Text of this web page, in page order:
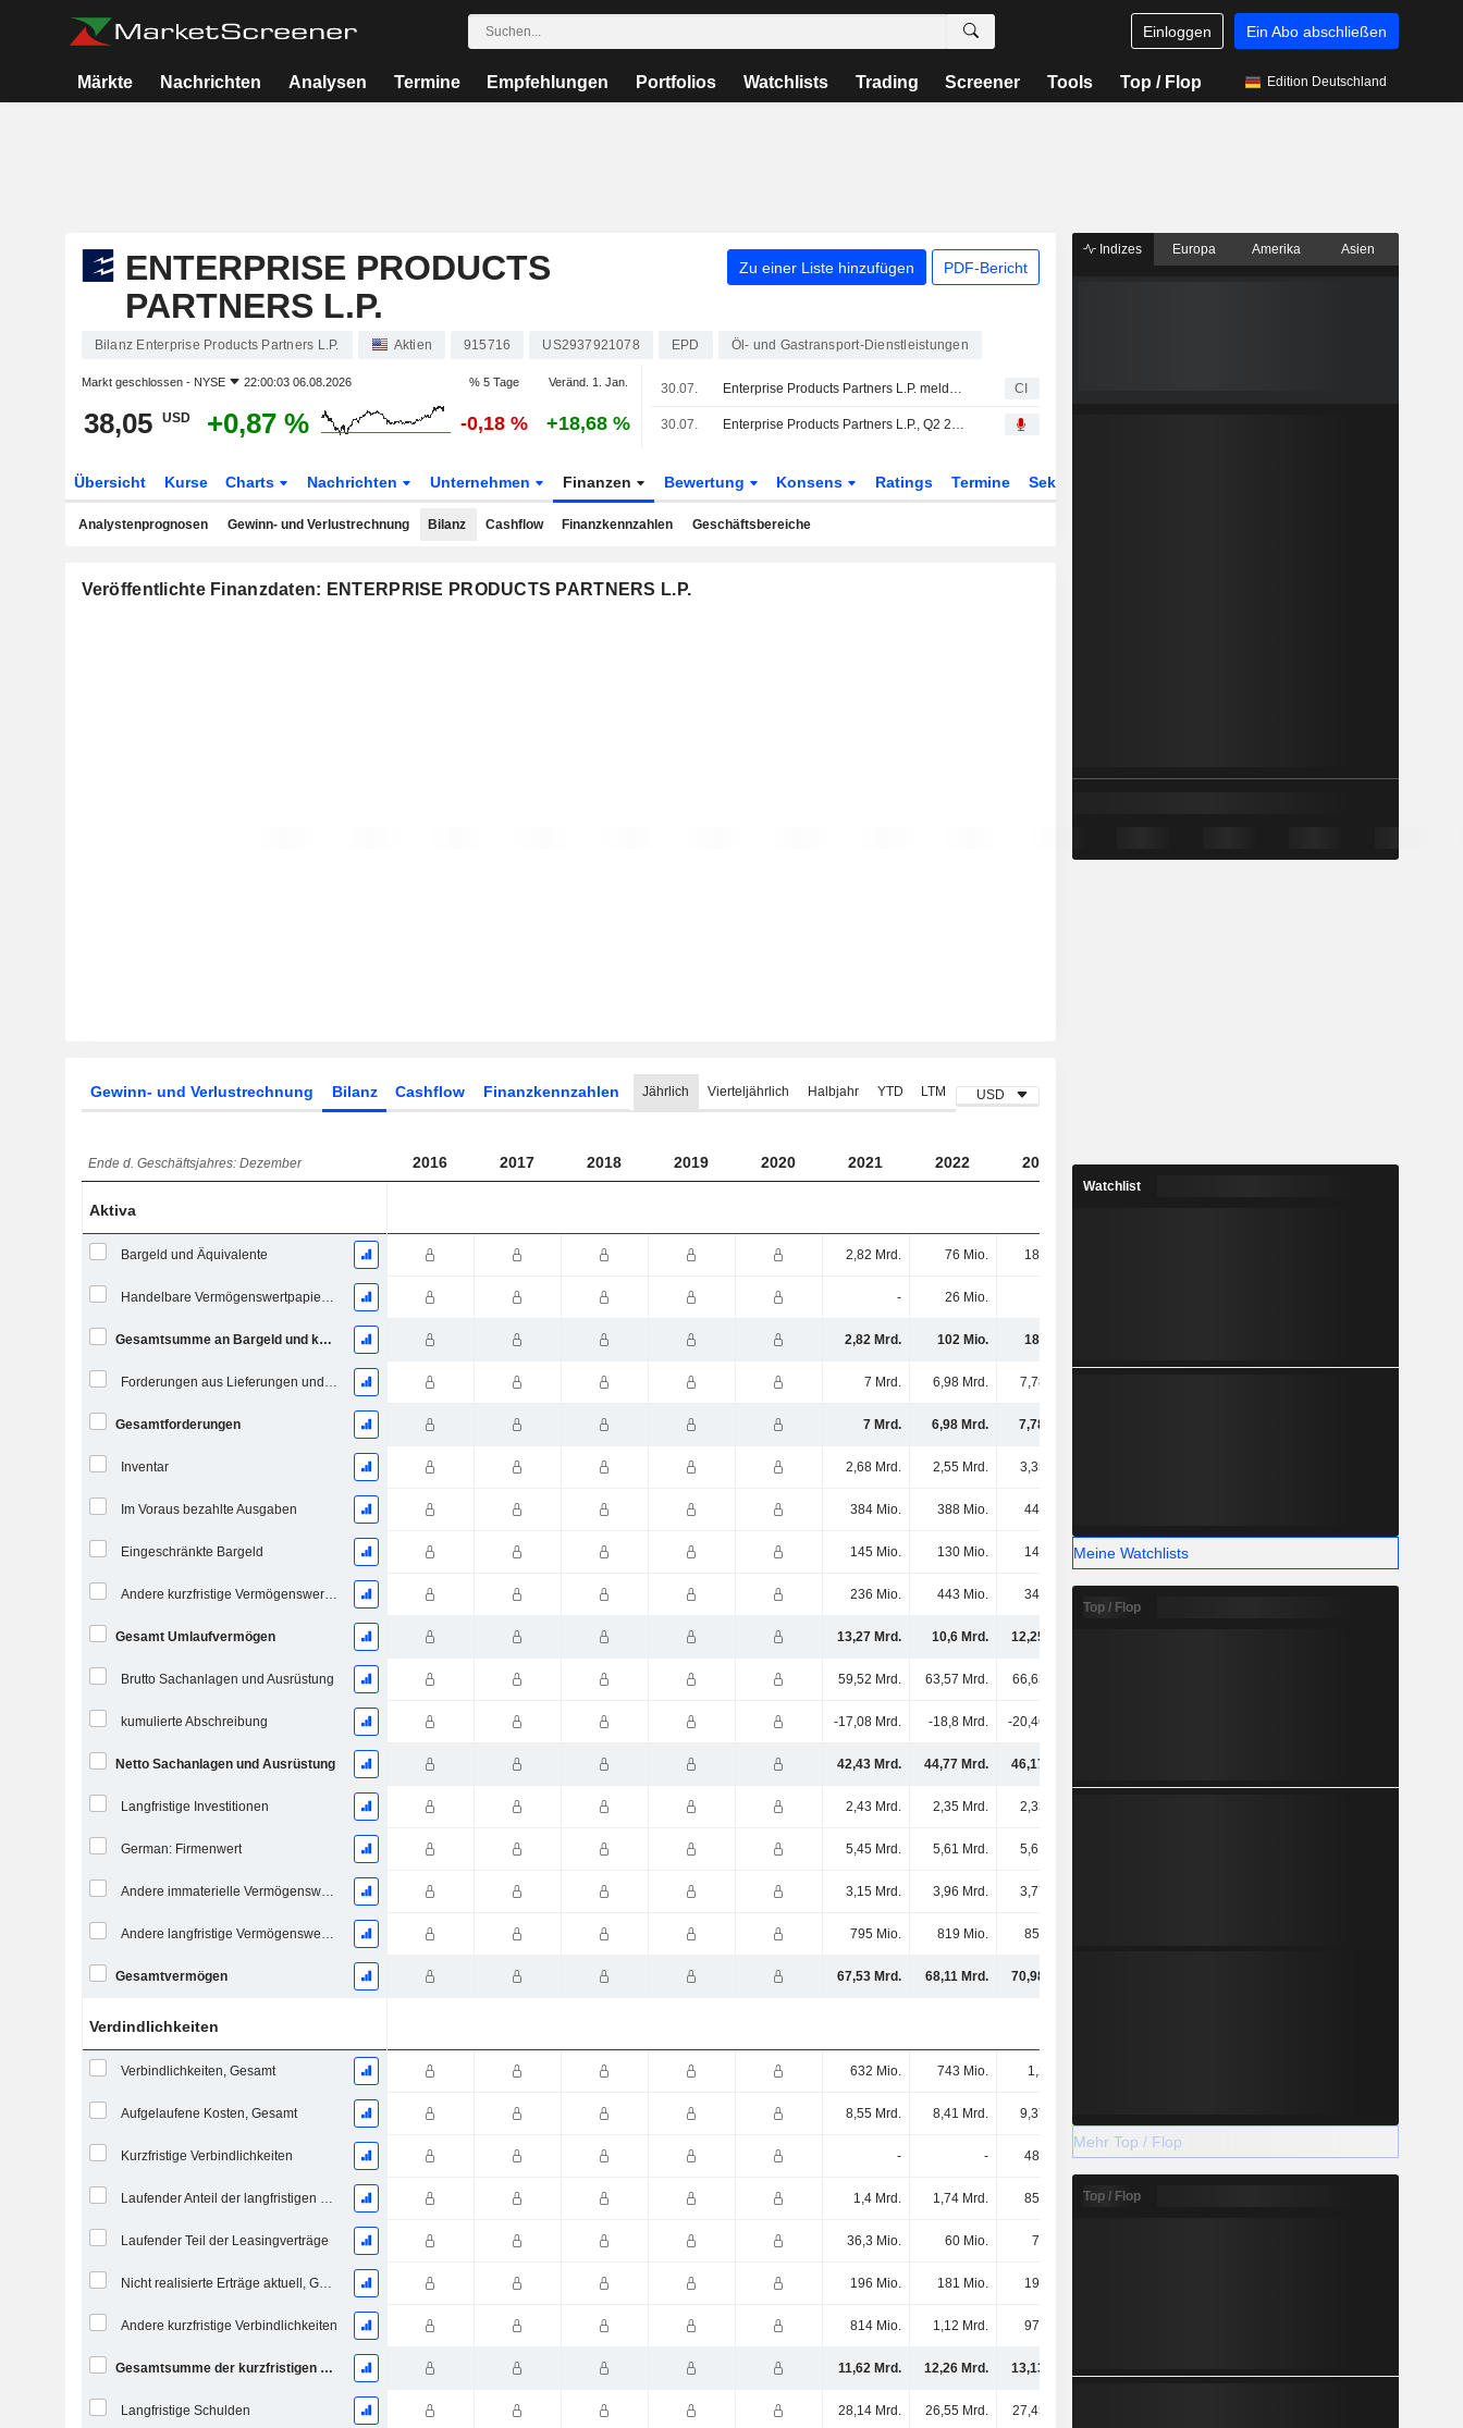
Einloggen Ein Abo abschließen
Märkte Nachrichten Analysen Termine Empfehlungen Portfolios Watchlists Trading Screener Tools Top / Flop Edition Deutschland
ENTERPRISE PRODUCTS
PARTNERS L.P.
Zu einer Liste hinzufügen PDF-Bericht
Bilanz Enterprise Products Partners L.P. Aktien 915716 US2937921078 EPD Öl- und Gastransport-Dienstleistungen
Markt geschlossen - NYSE 22:00:03 06.08.2026 % 5 Tage Veränd. 1. Jan.
38,05 USD +0,87 % -0,18 % +18,68 %
30.07. Enterprise Products Partners L.P. meldet Ergebnisse für das zweite Quartal und die ersten sechs Monate bis zum 30. Juni 2026 CI
30.07. Enterprise Products Partners L.P., Q2 2026 Earnings Call, Jul 30, 2026
Übersicht Kurse Charts Nachrichten Unternehmen Finanzen Bewertung Konsens Ratings Termine Sektor
Analystenprognosen Gewinn- und Verlustrechnung Bilanz Cashflow Finanzkennzahlen Geschäftsbereiche
Veröffentlichte Finanzdaten: ENTERPRISE PRODUCTS PARTNERS L.P.
Gewinn- und Verlustrechnung Bilanz Cashflow Finanzkennzahlen Jährlich Vierteljährlich Halbjahr YTD LTM USD
Ende d. Geschäftsjahres: Dezember 2016 2017 2018 2019 2020 2021 2022 2023 2024 2025
Aktiva
Bargeld und Äquivalente 2,82 Mrd. 76 Mio. 180 Mio.
Handelbare Vermögenswertpapiere, Gesamt - 26 Mio.
Gesamtsumme an Bargeld und kurzfristigen Investitionen 2,82 Mrd. 102 Mio. 180 Mio.
Forderungen aus Lieferungen und Leistungen, Gesamt 7 Mrd. 6,98 Mrd. 7,78 Mrd.
Gesamtforderungen 7 Mrd. 6,98 Mrd. 7,78 Mrd.
Inventar 2,68 Mrd. 2,55 Mrd. 3,35 Mrd.
Im Voraus bezahlte Ausgaben 384 Mio. 388 Mio. 446 Mio.
Eingeschränkte Bargeld 145 Mio. 130 Mio. 140 Mio. 255 Mio.
Andere kurzfristige Vermögenswerte, Gesamt 236 Mio. 443 Mio. 347 Mio.
Gesamt Umlaufvermögen 13,27 Mrd. 10,6 Mrd. 12,25 Mrd.
Brutto Sachanlagen und Ausrüstung 59,52 Mrd. 63,57 Mrd. 66,63 Mrd.
kumulierte Abschreibung -17,08 Mrd. -18,8 Mrd. -20,46 Mrd.
Netto Sachanlagen und Ausrüstung 42,43 Mrd. 44,77 Mrd. 46,17 Mrd.
Langfristige Investitionen 2,43 Mrd. 2,35 Mrd. 2,33 Mrd.
German: Firmenwert 5,45 Mrd. 5,61 Mrd. 5,61 Mrd.
Andere immaterielle Vermögenswerte, Gesamt 3,15 Mrd. 3,96 Mrd. 3,77 Mrd.
Andere langfristige Vermögenswerte, Gesamt 795 Mio. 819 Mio. 858 Mio.
Gesamtvermögen 67,53 Mrd. 68,11 Mrd. 70,98 Mrd.
Verdindlichkeiten
Verbindlichkeiten, Gesamt 632 Mio. 743 Mio. 1,2 Mrd.
Aufgelaufene Kosten, Gesamt 8,55 Mrd. 8,41 Mrd. 9,37 Mrd.
Kurzfristige Verbindlichkeiten - - 481 Mio. - -
Laufender Anteil der langfristigen Verschuldung 1,4 Mrd. 1,74 Mrd. 850 Mio. 1,15 Mrd.
Laufender Teil der Leasingverträge 36,3 Mio. 60 Mio. 75 Mio.
Nicht realisierte Erträge aktuell, Gesamt 196 Mio. 181 Mio. 193 Mio.
Andere kurzfristige Verbindlichkeiten 814 Mio. 1,12 Mrd. 971 Mio.
Gesamtsumme der kurzfristigen Verbindlichkeiten 11,62 Mrd. 12,26 Mrd. 13,13 Mrd.
Langfristige Schulden 28,14 Mrd. 26,55 Mrd. 27,45 Mrd.
Indizes Europa Amerika Asien
Watchlist
Meine Watchlists
Top / Flop
Mehr Top / Flop
Top / Flop